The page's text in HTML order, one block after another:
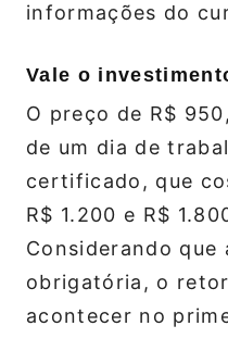
informações do
Vale o
O preço de R$
de um dia de
certificado, que
R$ 1.200 e R$
Considerando
obrigatória, o
acontecer no